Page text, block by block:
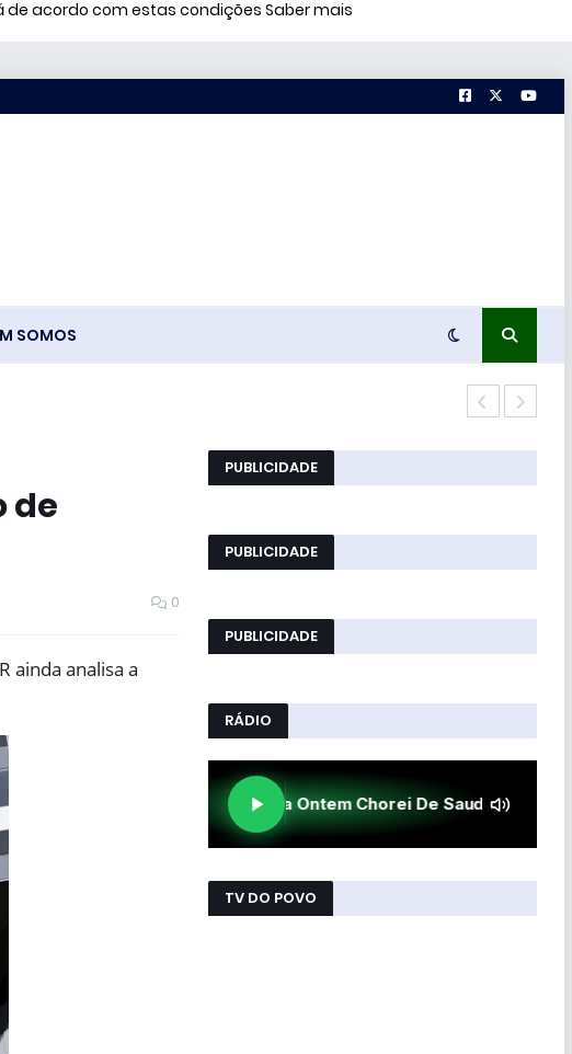
de acordo com estas condições Saber mais
SOMOS
de
0
ainda analisa a
PUBLICIDADE
PUBLICIDADE
PUBLICIDADE
RÁDIO
TV DO POVO